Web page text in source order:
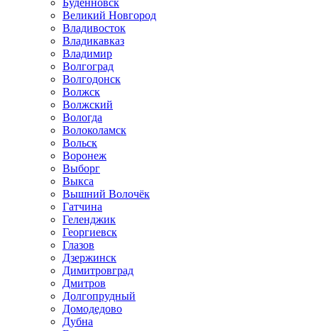
Будённовск
Великий Новгород
Владивосток
Владикавказ
Владимир
Волгоград
Волгодонск
Волжск
Волжский
Вологда
Волоколамск
Вольск
Воронеж
Выборг
Выкса
Вышний Волочёк
Гатчина
Геленджик
Георгиевск
Глазов
Дзержинск
Димитровград
Дмитров
Долгопрудный
Домодедово
Дубна